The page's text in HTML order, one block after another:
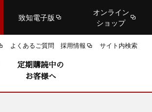
致知電子版
オンライン
ショップ
よくあるご質問 採用情報 サイト内検索
定期購読中の
お客様へ